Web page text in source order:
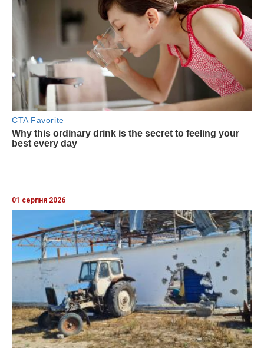
01 серпня 2026